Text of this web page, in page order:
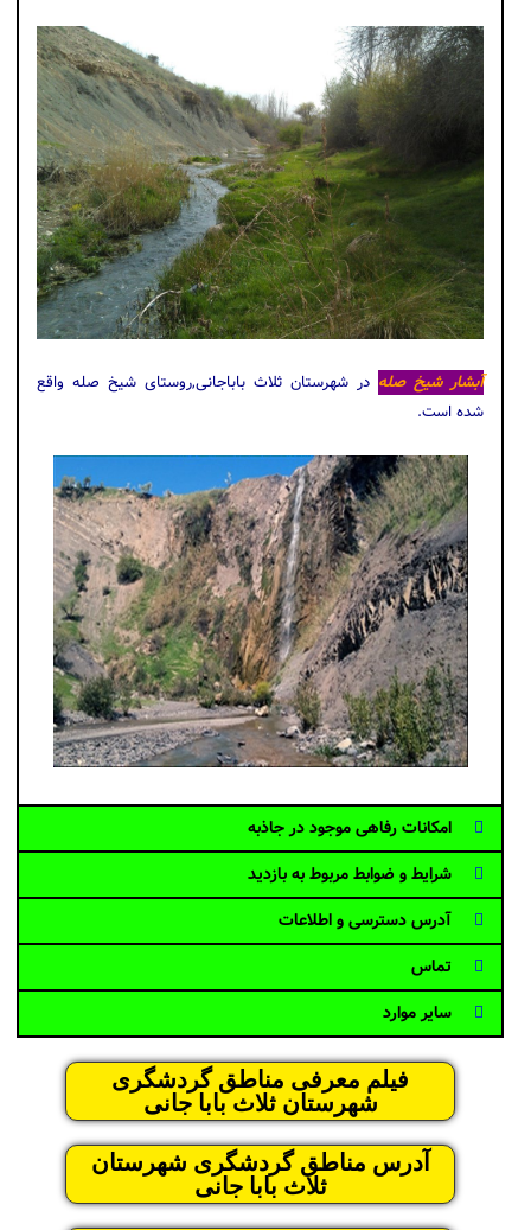
آبشار شیخ صله در شهرستان ثلاث باباجانی,روستای شیخ صله واقع
شده است.
امکانات رفاهی موجود در جاذبه
شرایط و ضوابط مربوط به بازدید
آدرس دسترسی و اطلاعات
تماس
سایر موارد
فیلم معرفی مناطق گردشگری
شهرستان ثلاث بابا جانی
آدرس مناطق گردشگری شهرستان
ثلاث بابا جانی